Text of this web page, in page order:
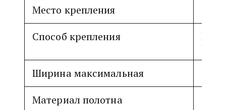
Место крепления
Способ крепления
Ширина максимальная
Материал полотна